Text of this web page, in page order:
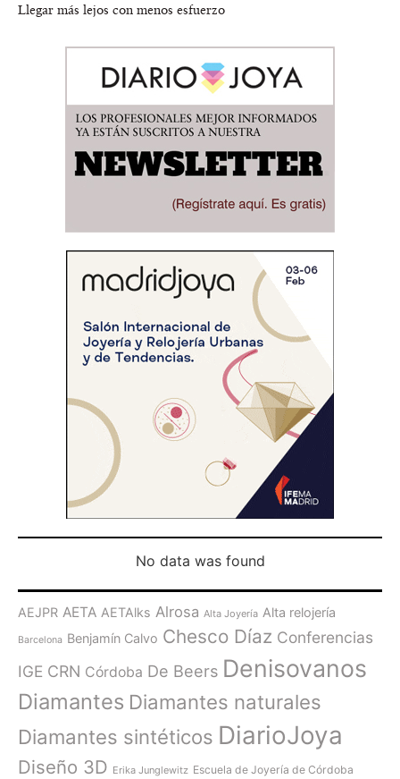
Llegar más lejos con menos esfuerzo
No data was found
AEJPR AETA AETAlks Alrosa Alta Joyería Alta relojería
Barcelona Benjamín Calvo Chesco Díaz Conferencias
IGE CRN Córdoba De Beers Denisovanos
Diamantes Diamantes naturales
Diamantes sintéticos DiarioJoya
Diseño 3D Erika Junglewitz Escuela de Joyería de Córdoba